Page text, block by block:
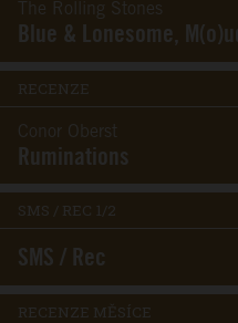
The Rolling Stones
Blue & Lonesome,
RECENZE
Conor Oberst
Ruminations
SMS / REC 1/2
SMS / Rec
RECENZE MĚSÍCE